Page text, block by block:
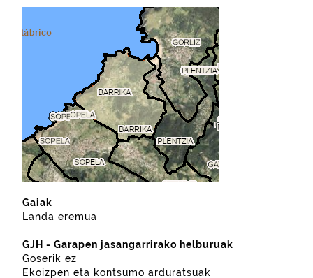
Gaiak
Landa eremua
GJH - Garapen jasangarrirako helburuak
Goserik ez
Ekoizpen eta kontsumo arduratsuak